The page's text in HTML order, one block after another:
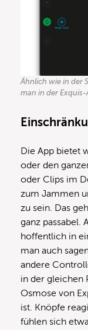
Ähnlich wie in der
man in der Exquis-
Die App bietet
oder den
oder Clips im
zum Jammen
zu sein. Das
ganz passabel.
hoffentlich in
man auch
andere
in der gleichen
Osmose von
ist. Knöpfe
fühlen sich